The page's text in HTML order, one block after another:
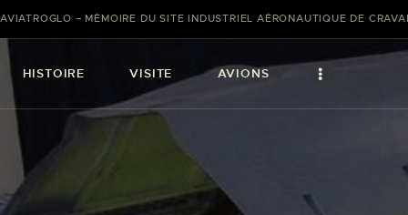
AVIATROGLO – MÉMOIRE DU SITE INDUSTRIEL AÉRONAUTIQUE DE
HISTOIRE VISITE AVIONS